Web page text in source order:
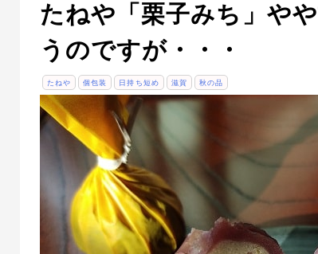
たねや「栗子みち」や
うのですが・・・
たねや 個包装 日持ち短め 滋賀 秋の品